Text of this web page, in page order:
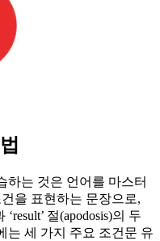
하는 것은 언어를 마스터
을 표현하는 문장으로,
절(apodosis)의 두
는 세 가지 주요 조건문 유